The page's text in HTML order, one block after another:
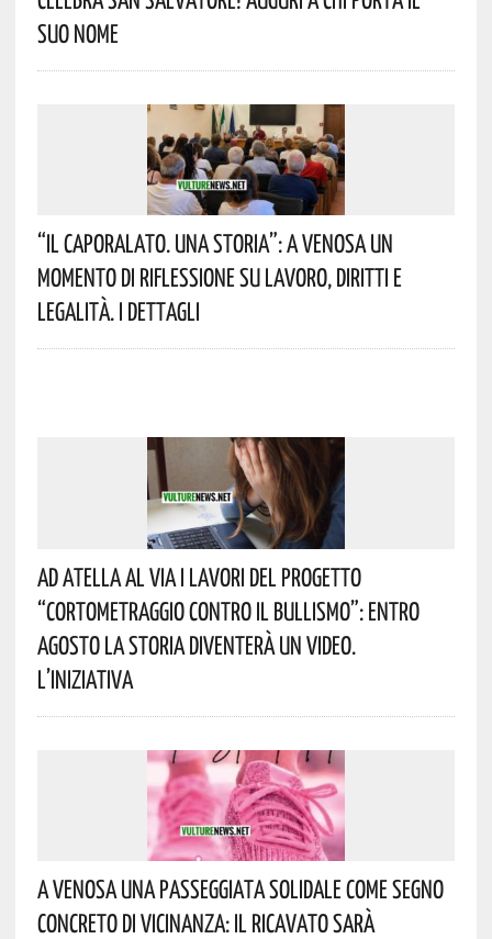
Suo Nome
“Il Caporalato. Una Storia”: A Venosa Un
Momento Di Riflessione Su Lavoro, Diritti E
Legalità. I Dettagli
Ad Atella Al Via I Lavori Del Progetto
“Cortometraggio Contro Il Bullismo”: Entro
Agosto La Storia Diventerà Un Video.
L’iniziativa
A Venosa Una Passeggiata Solidale Come Segno
Concreto Di Vicinanza: Il Ricavato Sarà